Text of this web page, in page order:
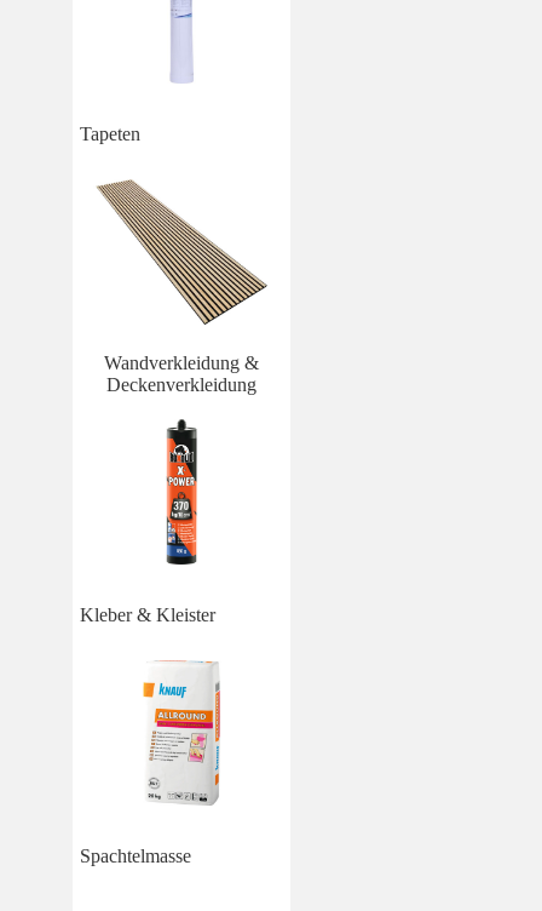
Tapeten
Wandverkleidung &
Deckenverkleidung
Kleber & Kleister
Spachtelmasse